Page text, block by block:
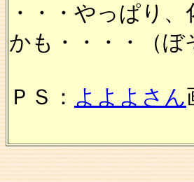
・・・やっぱり
かも・・・・（ぼ
ＰＳ： よよよさん